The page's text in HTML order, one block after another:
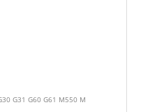
G31 G60 G61 M550 M